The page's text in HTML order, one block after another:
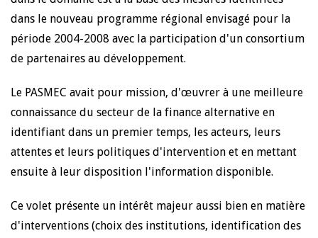
dans le nouveau programme régional envisagé pour la
période 2004-2008 avec la participation d'un consortium
de partenaires au développement.
Le PASMEC avait pour mission, d'œuvrer à une meilleure
connaissance du secteur de la finance alternative en
identifiant dans un premier temps, les acteurs, leurs
attentes et leurs politiques d'intervention et en mettant
ensuite à leur disposition l'information disponible.
Ce volet présente un intérêt majeur aussi bien en matière
d'interventions (choix des institutions, identification des